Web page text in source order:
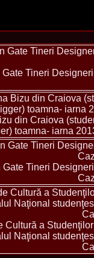
Gate Tineri
din Craiova
toamna- iarna
Gate Tineri
Cultură a
Naţional